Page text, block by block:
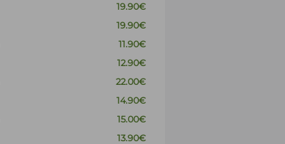
19.90€
19.90€
11.90€
12.90€
22.00€
14.90€
15.00€
13.90€